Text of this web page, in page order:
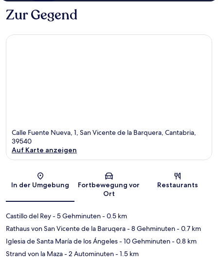
Zur Gegend
Calle Fuente Nueva, 1, San Vicente de la Barquera, Cantabria,
39540
Auf Karte anzeigen
In der Umgebung
Fortbewegung vor
Ort
Restaurants
Castillo del Rey- 5 Gehminuten- 0.5 km
Rathaus von San Vicente de la Baruqera- 8 Gehminuten- 0.7 km
Iglesia de Santa María de los Ángeles- 10 Gehminuten- 0.8 km
Strand von la Maza- 2 Autominuten- 1.5 km